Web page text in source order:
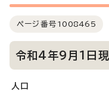
ページ番号 1008465
令和4年9月1日
人口